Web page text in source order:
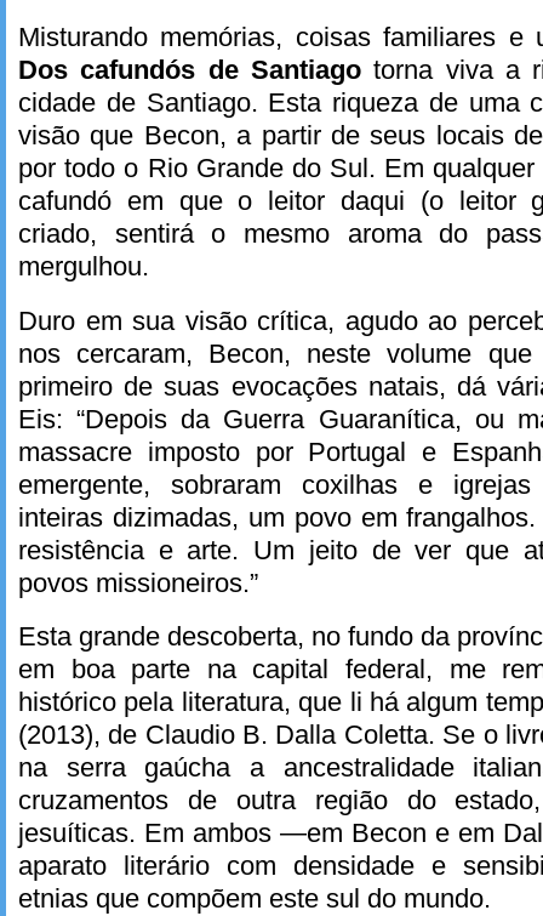
Misturando memórias, coisas familiares e
Dos cafundós de Santiagotorna viva a
cidade de Santiago. Esta riqueza de uma
visão que Becon, a partir de seus locais
por todo o Rio Grande do Sul. Em
cafundó em que o leitor daqui (o leitor
criado, sentirá o mesmo aroma do
mergulhou.
Duro em sua visão crítica, agudo ao
nos cercaram, Becon, neste volume
primeiro de suas evocações natais, dá
Eis: “Depois da Guerra Guaranítica, ou
massacre imposto por Portugal e
emergente, sobraram coxilhas e igrejas
inteiras dizimadas, um povo em
resistência e arte. Um jeito de ver que
povos missioneiros.”
Esta grande descoberta, no fundo da
em boa parte na capital federal, me
histórico pela literatura, que li há algum
(2013), de Claudio B. Dalla Coletta. Se o
na serra gaúcha a ancestralidade
cruzamentos de outra região do
jesuíticas. Em ambos —em Becon e em
aparato literário com densidade e
etnias que compõem este sul do mundo.